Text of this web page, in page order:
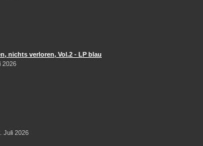
nichts verloren, Vol.2 - LP blau
2026
Juli 2026